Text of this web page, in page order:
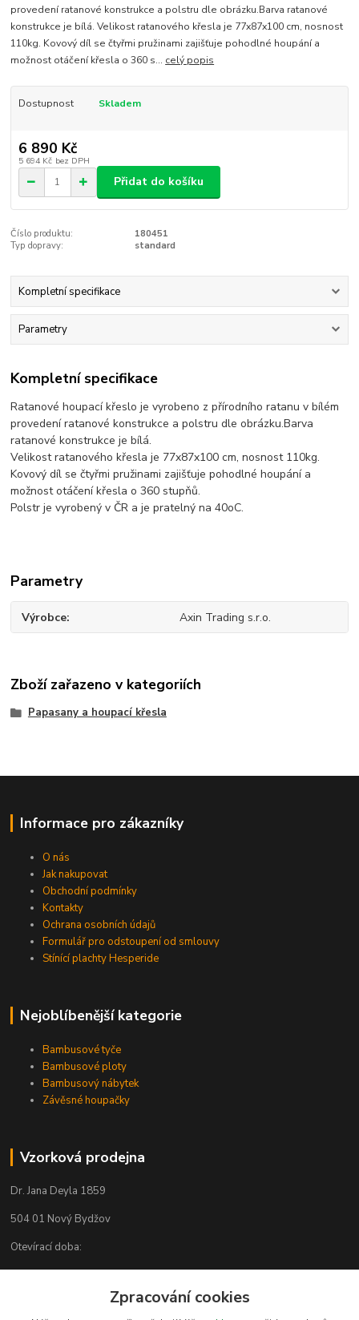
provedení ratanové konstrukce a polstru dle obrázku.Barva ratanové
konstrukce je bílá. Velikost ratanového křesla je 77x87x100 cm, nosnost
110kg. Kovový díl se čtyřmi pružinami zajišťuje pohodlné houpání a
možnost otáčení křesla o 360 s... celý popis
Dostupnost Skladem
6 890 Kč
5 694 Kč bez DPH
Přidat do košíku
Číslo produktu:
180451
Typ dopravy:
standard
Kompletní specifikace
Parametry
Kompletní specifikace
Ratanové houpací křeslo je vyrobeno z přírodního ratanu v bílém
provedení ratanové konstrukce a polstru dle obrázku.Barva
ratanové konstrukce je bílá.
Velikost ratanového křesla je 77x87x100 cm, nosnost 110kg.
Kovový díl se čtyřmi pružinami zajišťuje pohodlné houpání a
možnost otáčení křesla o 360 stupňů.
Polstr je vyrobený v ČR a je pratelný na 40oC.
Parametry
Výrobce Axin Trading s.r.o.
Zboží zařazeno v kategoriích
Papasany a houpací křesla
Informace pro zákazníky
O nás
Jak nakupovat
Obchodní podmínky
Kontakty
Ochrana osobních údajů
Formulář pro odstoupení od smlouvy
Stínící plachty Hesperide
Nejoblíbenější kategorie
Bambusové tyče
Bambusové ploty
Bambusový nábytek
Závěsné houpačky
Vzorková prodejna
Dr. Jana Deyla 1859
504 01 Nový Bydžov
Otevírací doba:
Zpracování cookies